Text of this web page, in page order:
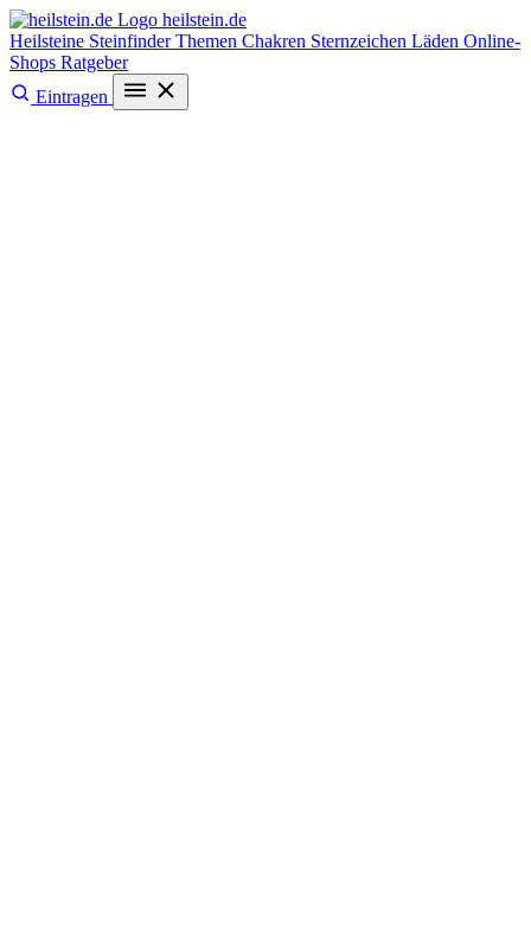
heilstein.de
Heilsteine SteinfinderThemen Chakren Sternzeichen Läden Online-
Shops Ratgeber
Eintragen